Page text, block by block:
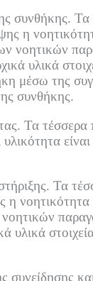
συνθήκης. Τα
η
νοητικών
υλικά
μέσω της
συνθήκης.
Τα τέσσερα
Τα
η νοητικότητα
υλικά στοιχεία
και